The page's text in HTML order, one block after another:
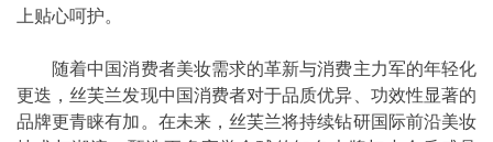
上贴心呵护。
随着中国消费者美妆需求的革新与消费主力军的年轻化
更迭，丝芙兰发现中国消费者对于品质优异、功效性显著的
品牌更青睐有加。在未来，丝芙兰将持续钻研国际前沿美妆